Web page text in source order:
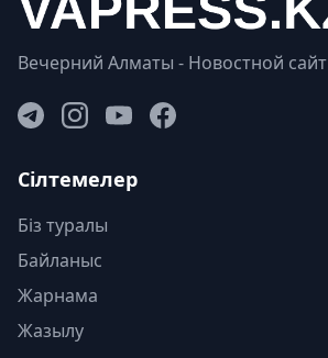
Вечерний Алматы - Новостной сайт
Сілтемелер
Біз туралы
Байланыс
Жарнама
Жазылу